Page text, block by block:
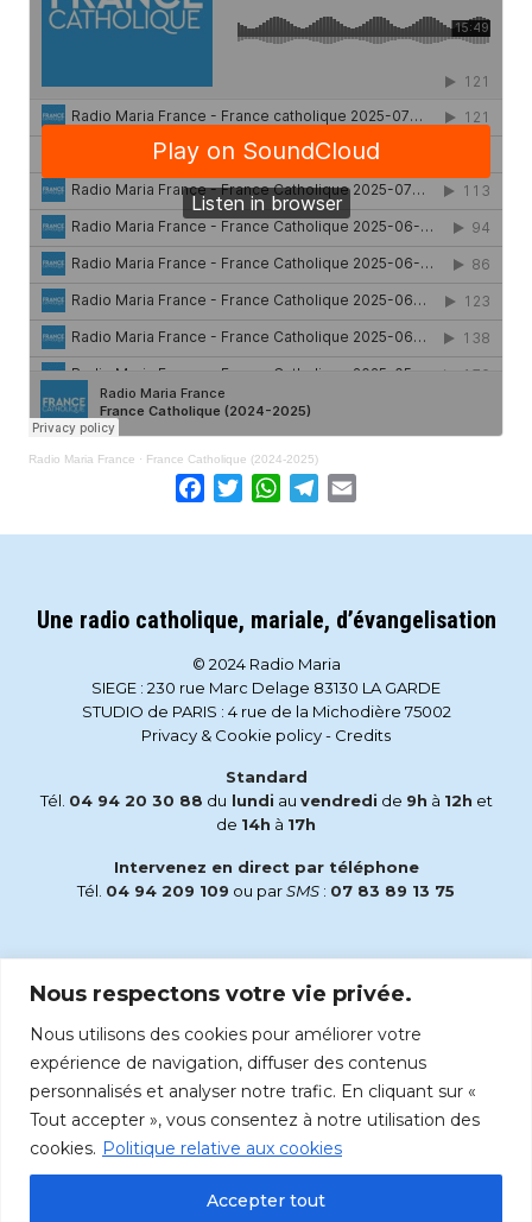
Nous respectons votre vie privée.
Nous utilisons des cookies pour améliorer votre
expérience de navigation, diffuser des contenus
personnalisés et analyser notre trafic. En cliquant sur «
Tout accepter », vous consentez à notre utilisation des
cookies. Politique relative aux cookies
Accepter tout
Radio Maria France · France Catholique (2024-2025)
Facebook
TwitterWhatsApp
Telegram
Une radio catholique, mariale, d’évangelisation
© 2024 Radio Maria
SIEGE : 230 rue Marc Delage 83130 LA GARDE
STUDIO de PARIS : 4 rue de la Michodière 75002
Privacy & Cookie policy- Credits
Standard
Tél. 04 94 20 30 88 du lundi au vendredi de 9h à 12h et
de 14h à 17h
Intervenez en direct par téléphone
Tél. 04 94 209 109 ou parSMS : 07 83 89 13 75
accueil@radiomaria.fr
Écoutez Radio Maria sur :